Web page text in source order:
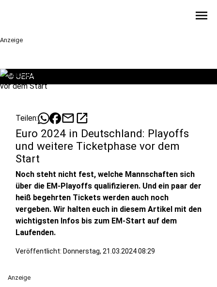
menu
Anzeige
© UEFA
Teilen: mailopen_in_new
Euro 2024 in Deutschland: Playoffs
und weitere Ticketphase vor dem
Start
Noch steht nicht fest, welche Mannschaften sich
über die EM-Playoffs qualifizieren. Und ein paar der
heiß begehrten Tickets werden auch noch
vergeben. Wir halten euch in diesem Artikel mit den
wichtigsten Infos bis zum EM-Start auf dem
Laufenden.
Veröffentlicht: Donnerstag, 21.03.2024 08:29
Anzeige